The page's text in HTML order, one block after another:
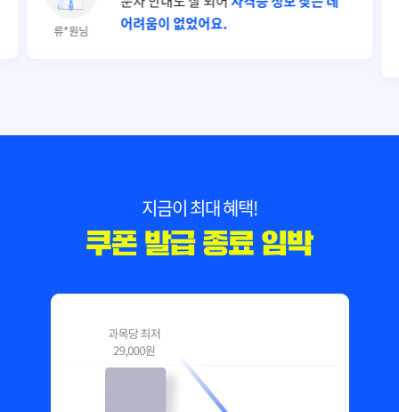
류*원님
어려움이 없었어요.
지금이 최대 혜택!